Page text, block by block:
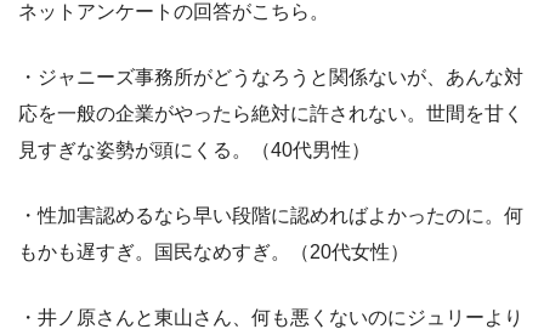
ネットアンケートの回答がこちら。
・ジャニーズ事務所がどうなろうと関係ないが、あんな対
応を一般の企業がやったら絶対に許されない。世間を甘く
見すぎな姿勢が頭にくる。（40代男性）
・性加害認めるなら早い段階に認めればよかったのに。何
もかも遅すぎ。国民なめすぎ。（20代女性）
・井ノ原さんと東山さん、何も悪くないのにジュリーより